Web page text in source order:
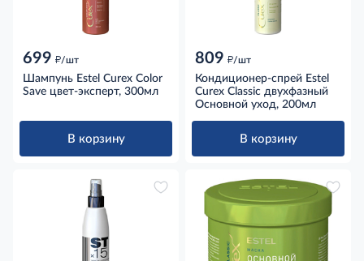
699 д/шт
Шампунь Estel Curex Color
Save цвет-эксперт, 300мл
В корзину
809 д/шт
Кондиционер-спрей Estel
Curex Classic двухфазный
Основной уход, 200мл
В корзину